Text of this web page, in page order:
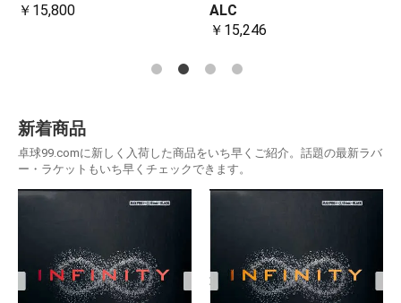
￥15,800
ALC
￥15,246
新着商品
卓球99.comに新しく入荷した商品をいち早くご紹介。話題の最新ラバ
ー・ラケットもいち早くチェックできます。